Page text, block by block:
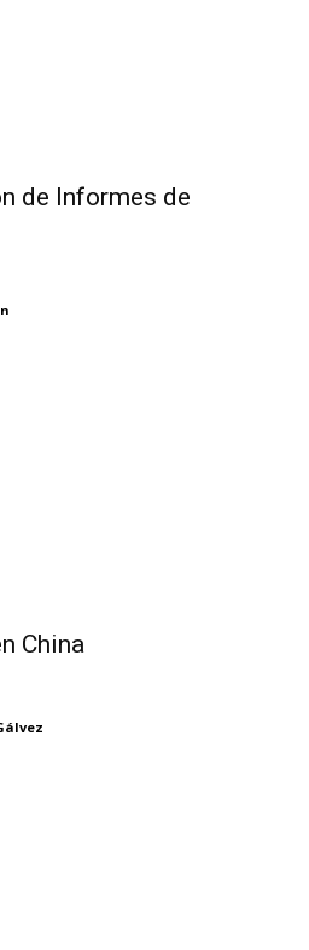
de Informes de
China